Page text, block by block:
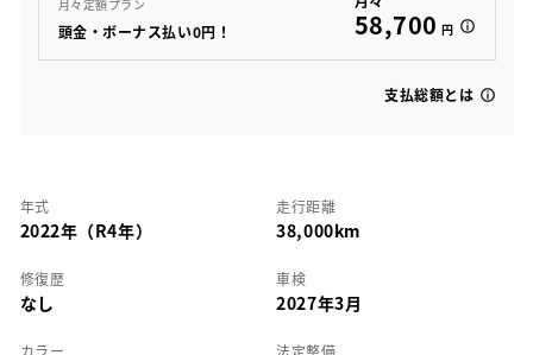
月々定額プラン
頭金・ボーナス払い0円！ 58,700 円
支払総額とは
年式
2022年（R4年）
走行距離
38,000km
修復歴
なし
車検
2027年3月
カラー 法定整備